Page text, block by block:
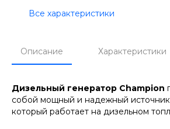
Все характеристики
Описание Характеристики
Дизельный генератор Champion
собой мощный и надежный источник
который работает на дизельном